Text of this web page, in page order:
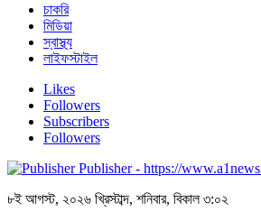
চাকরি
মিডিয়া
স্বাস্থ্য
লাইফস্টাইল
Likes
Followers
Subscribers
Followers
Publisher - https://
৮ই আগস্ট, ২০২৬ খ্রিস্টাব্দ, শনিবার, বিকাল ৩:০২